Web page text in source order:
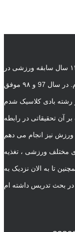
مرتضی مهدور مربی فیتنس و بدنسازی هستم، ۱۴ سال سابقه ورزشی در
بدنسازی و ۷ سال سابقه در رشته‌های رزمی دارم. در سال 97 و ۹۸ موفق
بر آن تحقیقاتی در رابطه
با شرایط های مختلف ورزشی ، تغذیه
تا به الان نزدیک به